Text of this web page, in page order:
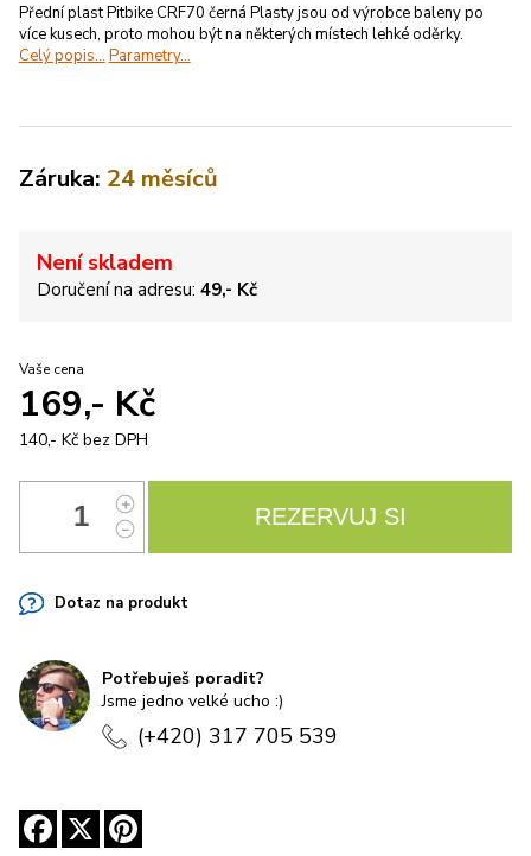
Přední plast Pitbike CRF70 černá Plasty jsou od výrobce baleny po
více kusech, proto mohou být na některých místech lehké oděrky.
Celý popis... Parametry...
Záruka: 24 měsíců
Není skladem
Doručení na adresu: 49,- Kč
Vaše cena
169,- Kč
140,- Kč bez DPH
Dotaz na produkt
Potřebuješ poradit?
Jsme jedno velké ucho :)
(+420) 317 705 539